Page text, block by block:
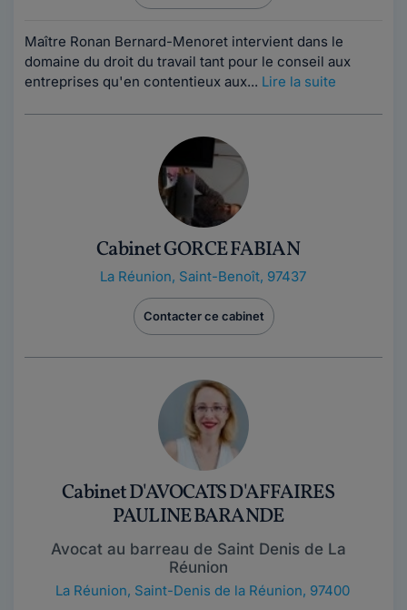
Maître Ronan Bernard-Menoret intervient dans le
domaine du droit du travail tant pour le conseil aux
entreprises qu'en contentieux aux... Lire la suite
Cabinet GORCE FABIAN
La Réunion, Saint-Benoît, 97437
Contacter ce cabinet
Cabinet D'AVOCATS D'AFFAIRES
PAULINE BARANDE
Avocat au barreau de Saint Denis de La
Réunion
La Réunion, Saint-Denis de la Réunion, 97400